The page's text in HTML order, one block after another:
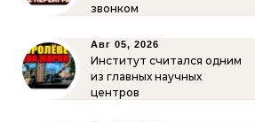
звонком
Авг 05, 2026
Институт считался одним
из главных научных
центров